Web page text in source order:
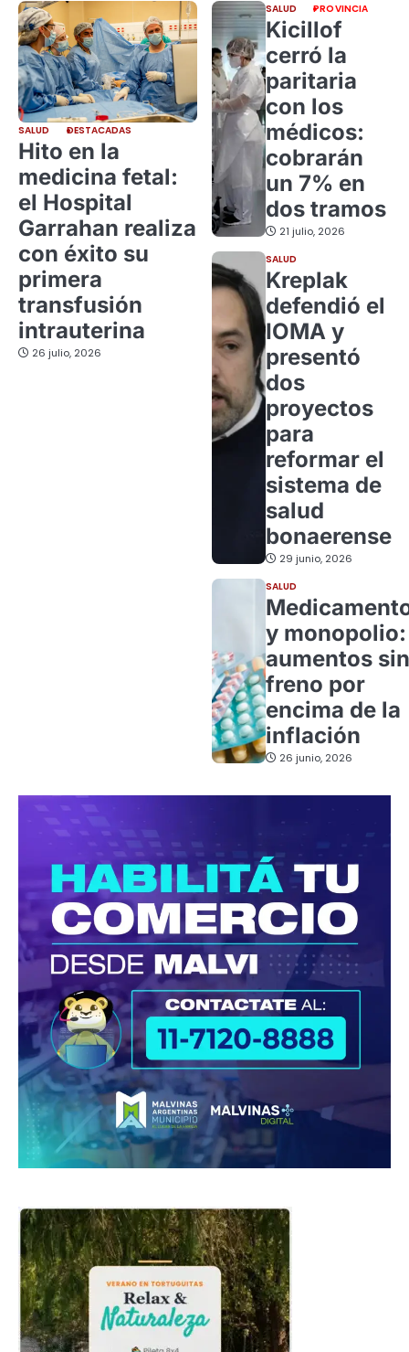
SALUD DESTACADAS
Hito en la
medicina fetal:
el Hospital
Garrahan realiza
con éxito su
primera
transfusión
intrauterina
26 julio, 2026
SALUD PROVINCIA
Kicillof
cerró la
paritaria
con los
médicos:
cobrarán
un 7% en
dos tramos
21 julio, 2026
SALUD
Kreplak
defendió el
IOMA y
presentó
dos
proyectos
para
reformar el
sistema de
salud
bonaerense
29 junio, 2026
SALUD
y monopolio:
aumentos sin
freno por
encima de la
inflación
26 junio, 2026